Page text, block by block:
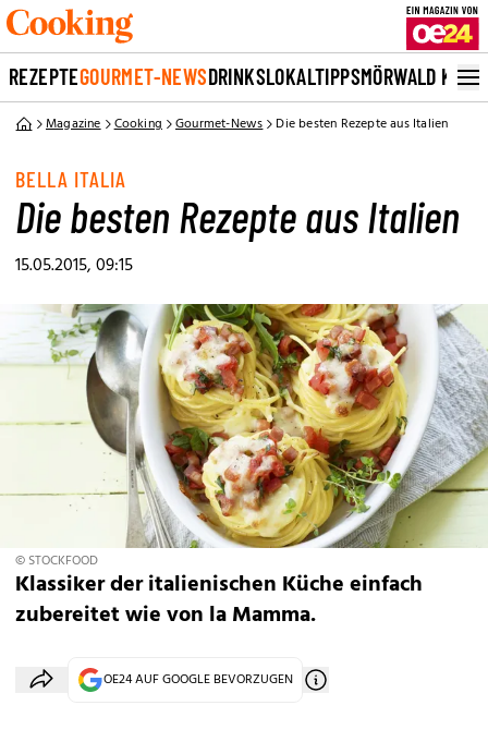
REZEPTEGOURMET-NEWSDRINKSLOKALTIPPSMÖRWALD
Magazine Cooking Gourmet-News Die besten Rezepte aus Italien
BELLA ITALIA
Die besten Rezepte aus Italien
15.05.2015, 09:15
© STOCKFOOD
Klassiker der italienischen Küche einfach
zubereitet wie von la Mamma.
OE24 AUF GOOGLE BEVORZUGEN